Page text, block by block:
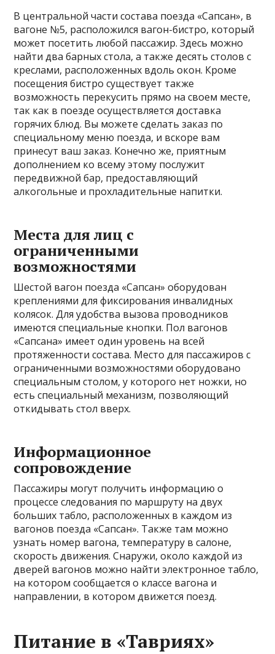
В центральной части состава поезда «Сапсан», в
вагоне №5, расположился вагон-бистро, который
может посетить любой пассажир. Здесь можно
найти два барных стола, а также десять столов с
креслами, расположенных вдоль окон. Кроме
посещения бистро существует также
возможность перекусить прямо на своем месте,
так как в поезде осуществляется доставка
горячих блюд. Вы можете сделать заказ по
специальному меню поезда, и вскоре вам
принесут ваш заказ. Конечно же, приятным
дополнением ко всему этому послужит
передвижной бар, предоставляющий
алкогольные и прохладительные напитки.
Места для лиц с
ограниченными
возможностями
Шестой вагон поезда «Сапсан» оборудован
креплениями для фиксирования инвалидных
колясок. Для удобства вызова проводников
имеются специальные кнопки. Пол вагонов
«Сапсана» имеет один уровень на всей
протяженности состава. Место для пассажиров с
ограниченными возможностями оборудовано
специальным столом, у которого нет ножки, но
есть специальный механизм, позволяющий
откидывать стол вверх.
Информационное
сопровождение
Пассажиры могут получить информацию о
процессе следования по маршруту на двух
больших табло, расположенных в каждом из
вагонов поезда «Сапсан». Также там можно
узнать номер вагона, температуру в салоне,
скорость движения. Снаружи, около каждой из
дверей вагонов можно найти электронное табло,
на котором сообщается о классе вагона и
направлении, в котором движется поезд.
Питание в «Тавриях»